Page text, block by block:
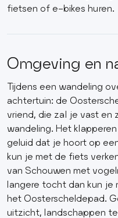
fietsen of e-bikes huren.
Omgeving en
Tijdens een wandeling
achtertuin: de
vriend, die zal je vast en
wandeling. Het
geluid dat je hoort op
kun je met de fiets
van Schouwen met
langere tocht dan kun je
het Oosterscheldepad.
uitzicht, landschappen